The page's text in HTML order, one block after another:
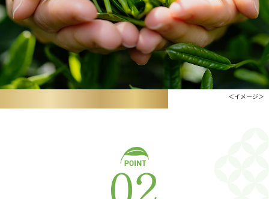
＜イメージ＞